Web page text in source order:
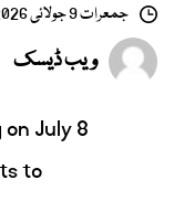
جمعرات 9 جولائی 2026
ویب ڈیسک
July 8
to